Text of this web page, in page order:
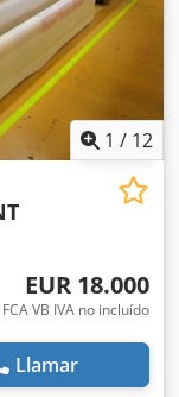
1 / 12
EUR 18.000
FCA VB IVA no incluído
Llamar